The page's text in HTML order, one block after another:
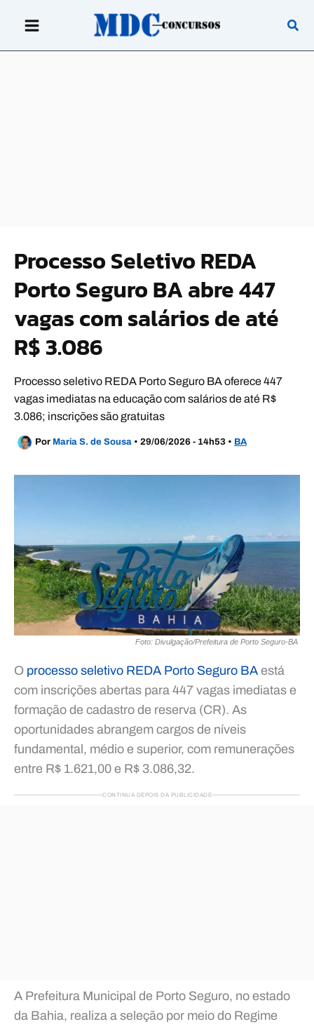
Processo Seletivo REDA
Porto Seguro BA abre 447
vagas com salários de até
R$ 3.086
Processo seletivo REDA Porto Seguro BA oferece 447
vagas imediatas na educação com salários de até R$
3.086; inscrições são gratuitas
Por Maria S. de Sousa • 29/06/2026 - 14h53 • BA
Foto: Divulgação/Prefeitura de Porto Seguro-BA
O processo seletivo REDA Porto Seguro BA está
com inscrições abertas para 447 vagas imediatas e
formação de cadastro de reserva (CR). As
oportunidades abrangem cargos de níveis
fundamental, médio e superior, com remunerações
entre R$ 1.621,00 e R$ 3.086,32.
CONTINUA DEPOIS DA PUBLICIDADE
A Prefeitura Municipal de Porto Seguro, no estado
da Bahia, realiza a seleção por meio do Regime